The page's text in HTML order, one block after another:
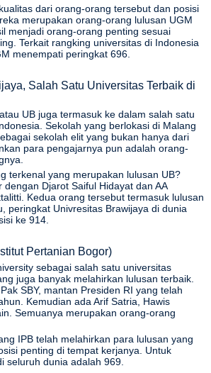
dari orang-orang tersebut dan posisi
merupakan orang-orang lulusan UGM
menjadi orang-orang penting sesuai
Terkait rangking universitas di Indonesia
menempati peringkat 696.
Salah Satu Universitas Terbaik di
UB juga termasuk ke dalam salah satu
Sekolah yang berlokasi di Malang
sekolah elit yang bukan hanya dari
para pengajarnya pun adalah orang-
terkenal yang merupakan lulusan UB?
dengan Djarot Saiful Hidayat dan AA
Kedua orang tersebut termasuk lulusan
peringkat Univresitas Brawijaya di dunia
ke 914.
Pertanian Bogor)
sebagai salah satu universitas
juga banyak melahirkan lulusan terbaik.
SBY, mantan Presiden RI yang telah
Kemudian ada Arif Satria, Hawis
Semuanya merupakan orang-orang
IPB telah melahirkan para lulusan yang
penting di tempat kerjanya. Untuk
seluruh dunia adalah 969.